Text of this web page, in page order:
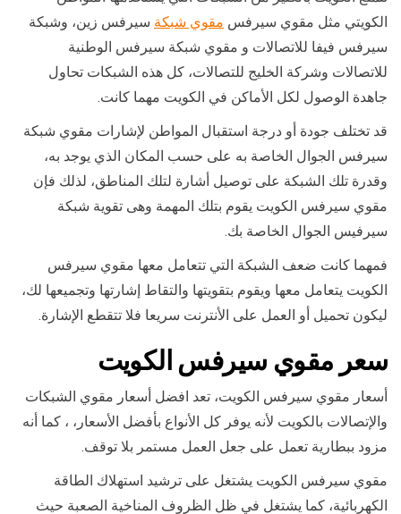
الكويتي مثل مقوي سيرفس مقوي شبكة سيرفس زين، وشبكة
سيرفس فيفا للاتصالات و مقوي شبكة سيرفس الوطنية
للاتصالات وشركة الخليج للتصالات، كل هذه الشبكات تحاول
جاهدة الوصول لكل الأماكن في الكويت مهما كانت.
قد تختلف جودة أو درجة استقبال المواطن لإشارات مقوي شبكة
سيرفس الجوال الخاصة به على حسب المكان الذي يوجد به،
وقدرة تلك الشبكة على توصيل أشارة لتلك المناطق، لذلك فإن
مقوي سيرفس الكويت يقوم بتلك المهمة وهى تقوية شبكة
سيرفيس الجوال الخاصة بك.
فمهما كانت ضعف الشبكة التي تتعامل معها مقوي سيرفس
الكويت يتعامل معها ويقوم بتقويتها والتقاط إشارتها وتجميعها لك،
ليكون تحميل أو العمل على الأنترنت سريعا فلا تتقطع الإشارة.
سعر مقوي سيرفس الكويت
أسعار مقوي سيرفس الكويت، تعد افضل أسعار مقوي الشبكات
والإتصالات بالكويت لأنه يوفر كل الأنواع بأفضل الأسعار، ، كما أنه
مزود ببطارية تعمل على جعل العمل مستمر بلا توقف.
مقوي سيرفس الكويت يشتغل على ترشيد استهلاك الطاقة
الكهربائية، كما يشتغل في ظل الظروف المناخية الصعبة حيث